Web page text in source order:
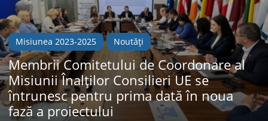
Misiunea 2023-2025 Noutăți
Membrii Comitetului de Coordonare al
Misiunii Înalților Consilieri UE se
întrunesc pentru prima dată în noua
fază a proiectului